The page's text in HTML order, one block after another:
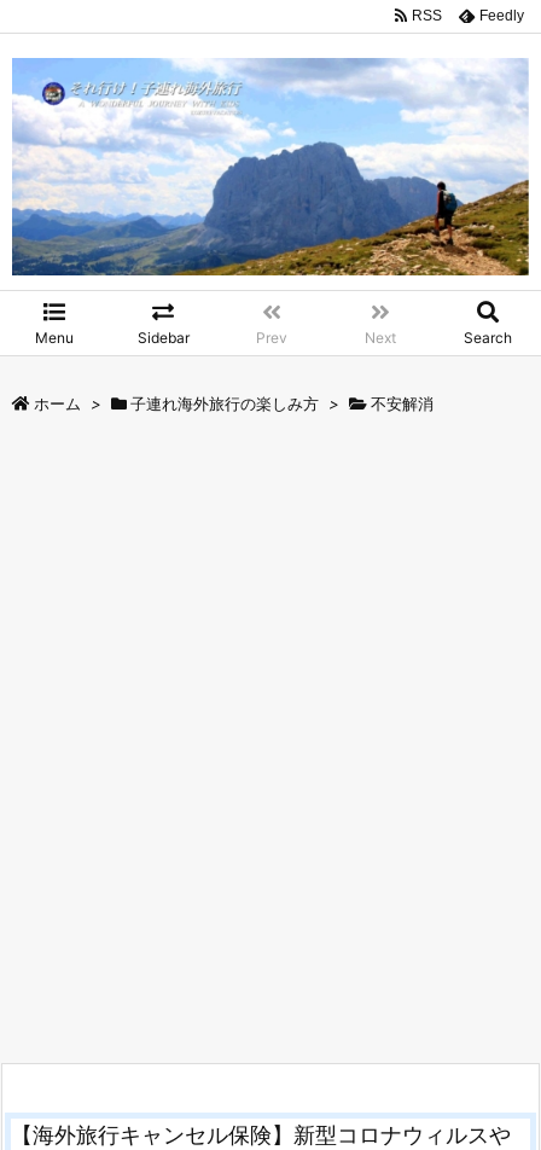
Menu Sidebar Prev Next Search
RSS Feedly
ホーム > 子連れ海外旅行の楽しみ方 > 不安解消
【海外旅行キャンセル保険】新型コロナウィルスや